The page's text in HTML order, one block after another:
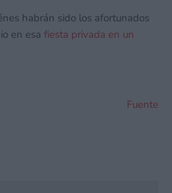
habrán sido los afortunados
en esa fiesta privada en un
Fuente